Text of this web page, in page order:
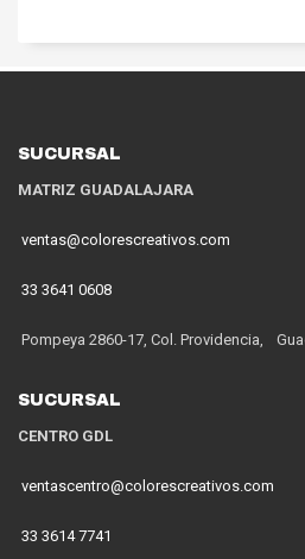
SUCURSAL
MATRIZ GUADALAJARA
ventas@colorescreativos.com
33 3641 0608
Pompeya 2860-17, Col. Providencia,
SUCURSAL
CENTRO GDL
ventascentro@colorescreativos.com
33 3614 7741